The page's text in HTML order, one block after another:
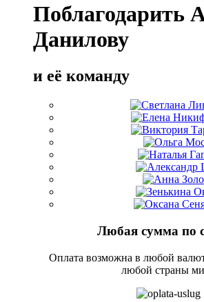
Поблагодарить
Данилову
и её команду
Любая сумма по
Оплата возможна в любой
любой страны